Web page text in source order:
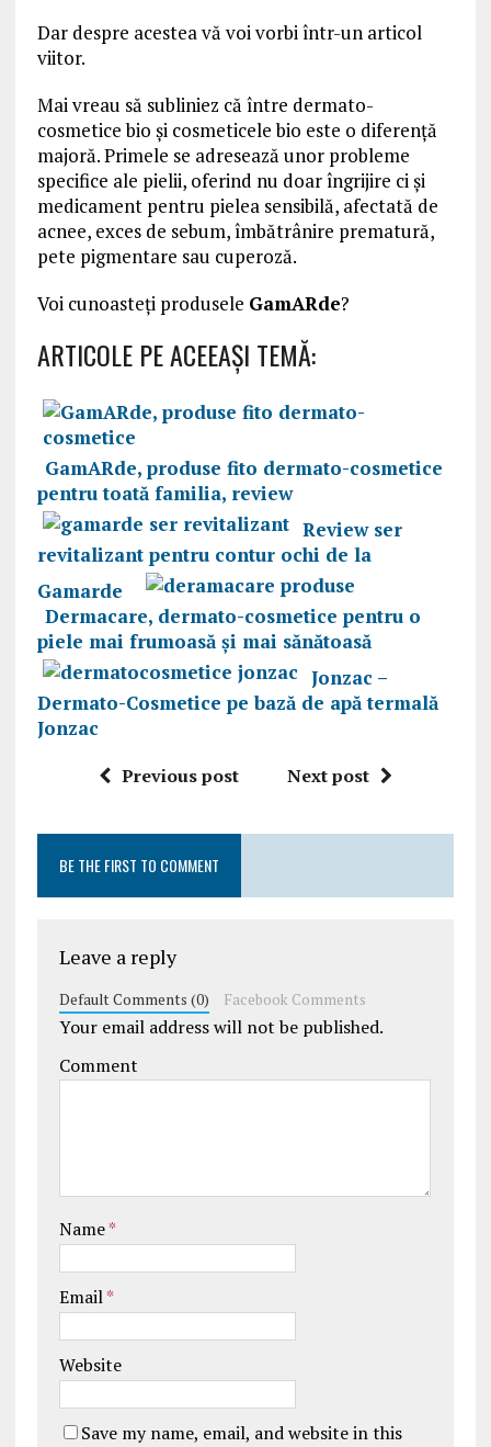
Dar despre acestea vă voi vorbi într-un articol
viitor.
Mai vreau să subliniez că între dermato-
cosmetice bio şi cosmeticele bio este o diferenţă
majoră. Primele se adresează unor probleme
specifice ale pielii, oferind nu doar îngrijire ci şi
medicament pentru pielea sensibilă, afectată de
acnee, exces de sebum, îmbătrânire prematură,
pete pigmentare sau cuperoză.
Voi cunoasteţi produsele GamARde?
ARTICOLE PE ACEEAŞI TEMĂ:
GamARde, produse fito dermato-cosmetice
pentru toată familia, review
Review ser
revitalizant pentru contur ochi de la
Gamarde
Dermacare, dermato-cosmetice pentru o
piele mai frumoasă și mai sănătoasă
Jonzac –
Dermato-Cosmetice pe bază de apă termală
Jonzac
Previous post Next post
BE THE FIRST TO COMMENT
Leave a reply
Default Comments (0) Facebook Comments
Your email address will not be published.
Comment
Name*
Email*
Website
Save my name, email, and website in this